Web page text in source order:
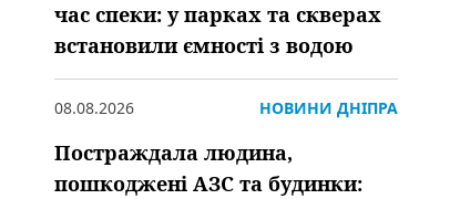
час спеки: у парках та скверах
встановили ємності з водою
08.08.2026 НОВИНИ ДНІПРА
Постраждала людина,
пошкоджені АЗС та будинки: